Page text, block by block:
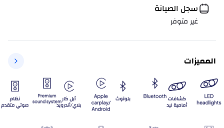
سجل الصيانة
غير متوفر
المميزات